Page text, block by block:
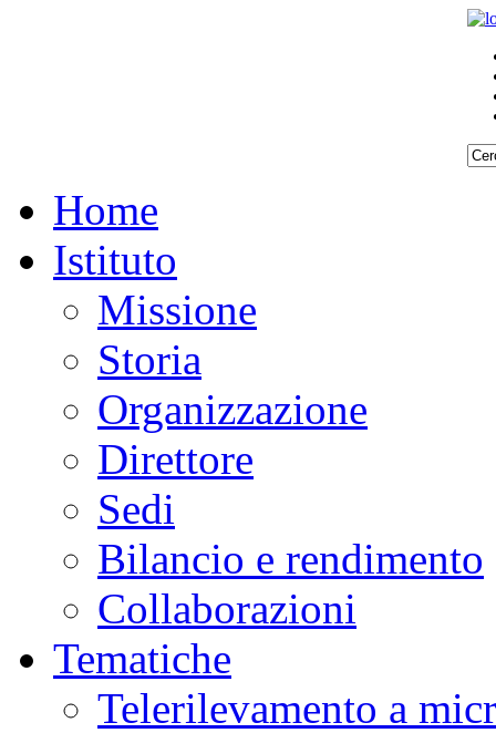
Home
Istituto
Missione
Storia
Organizzazione
Direttore
Sedi
Bilancio e rendimento
Collaborazioni
Tematiche
Telerilevamento a